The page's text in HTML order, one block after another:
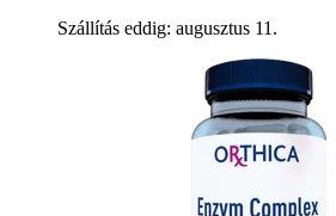
Szállítás eddig: augusztus 11.